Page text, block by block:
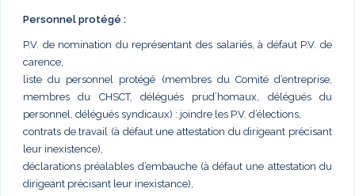
Personnel protégé :
P.V. de nomination du représentant des salariés, à défaut P.V. de
carence,
liste du personnel protégé (membres du Comité d’entreprise,
membres du CHSCT, délégués prud’homaux, délégués du
personnel, délégués syndicaux) : joindre les P.V. d’élections,
contrats de travail (à défaut une attestation du dirigeant précisant
leur inexistence),
déclarations préalables d’embauche (à défaut une attestation du
dirigeant précisant leur inexistance),